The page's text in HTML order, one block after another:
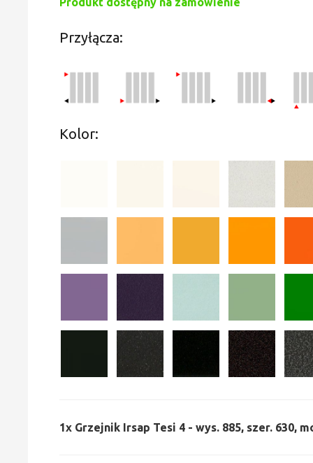
Przyłącza:
Kolor:
1x Grzejnik Irsap Tesi 4 - wys. 885, szer. 630,